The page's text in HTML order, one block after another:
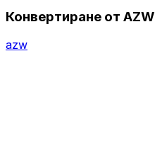
Конвертиране от AZW
azw